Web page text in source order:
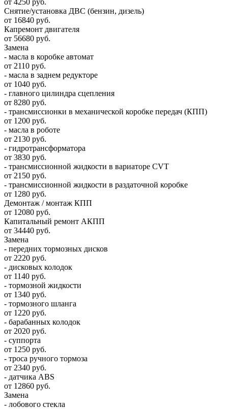
Снятие/установка ДВС (бензин, дизель)
от 16840 руб.
Капремонт двигателя
от 56680 руб.
Замена
- масла в коробке автомат
от 2110 руб.
- масла в заднем редукторе
от 1040 руб.
- главного цилиндра сцепления
от 8280 руб.
- трансмиссионки в механической коробке передач (КПП)
от 1200 руб.
- масла в роботе
от 2130 руб.
- гидротрансформатора
от 3830 руб.
- трансмиссионной жидкости в вариаторе CVT
от 2150 руб.
- трансмиссионной жидкости в раздаточной коробке
от 1280 руб.
Демонтаж / монтаж КПП
от 12080 руб.
Капитальный ремонт АКПП
от 34440 руб.
Замена
- передних тормозных дисков
от 2220 руб.
- дисковых колодок
от 1140 руб.
- тормозной жидкости
от 1340 руб.
- тормозного шланга
от 1220 руб.
- барабанных колодок
от 2020 руб.
- суппорта
от 1250 руб.
- троса ручного тормоза
от 2340 руб.
- датчика ABS
от 12860 руб.
Замена
- лобового стекла